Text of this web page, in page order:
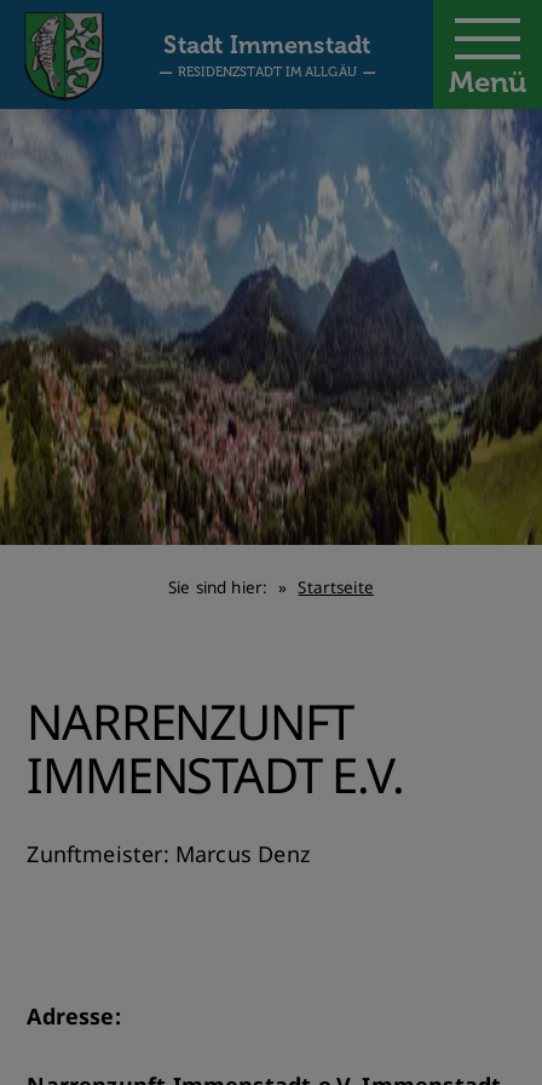
Menü
Stadt Immenstadt
RESIDENZSTADT IM ALLGÄU
Sie sind hier: Startseite
NARRENZUNFT
IMMENSTADT E.V.
Zunftmeister: Marcus Denz
Adresse: